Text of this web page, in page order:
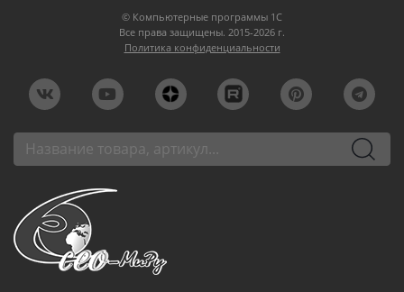
© Компьютерные программы 1C
Все права защищены. 2015-2026 г.
Политика конфиденциальности